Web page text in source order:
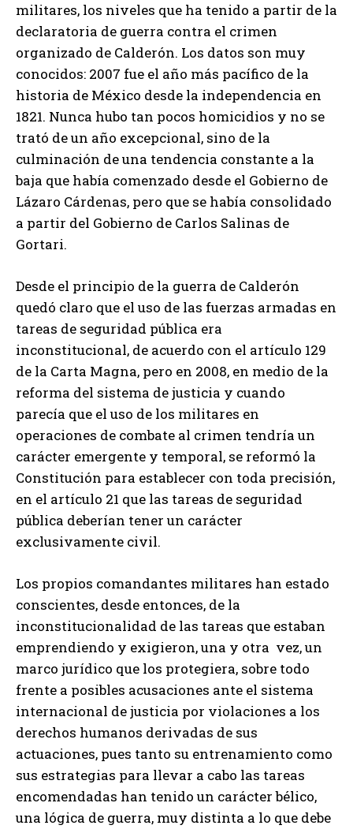
militares, los niveles que ha tenido a partir de la
declaratoria de guerra contra el crimen
organizado de Calderón. Los datos son muy
conocidos: 2007 fue el año más pacífico de la
historia de México desde la independencia en
1821. Nunca hubo tan pocos homicidios y no se
trató de un año excepcional, sino de la
culminación de una tendencia constante a la
baja que había comenzado desde el Gobierno de
Lázaro Cárdenas, pero que se había consolidado
a partir del Gobierno de Carlos Salinas de
Gortari.
Desde el principio de la guerra de Calderón
quedó claro que el uso de las fuerzas armadas en
tareas de seguridad pública era
inconstitucional, de acuerdo con el artículo 129
de la Carta Magna, pero en 2008, en medio de la
reforma del sistema de justicia y cuando
parecía que el uso de los militares en
operaciones de combate al crimen tendría un
carácter emergente y temporal, se reformó la
Constitución para establecer con toda precisión,
en el artículo 21 que las tareas de seguridad
pública deberían tener un carácter
exclusivamente civil.
Los propios comandantes militares han estado
conscientes, desde entonces, de la
inconstitucionalidad de las tareas que estaban
emprendiendo y exigieron, una y otra vez, un
marco jurídico que los protegiera, sobre todo
frente a posibles acusaciones ante el sistema
internacional de justicia por violaciones a los
derechos humanos derivadas de sus
actuaciones, pues tanto su entrenamiento como
sus estrategias para llevar a cabo las tareas
encomendadas han tenido un carácter bélico,
una lógica de guerra, muy distinta a lo que debe